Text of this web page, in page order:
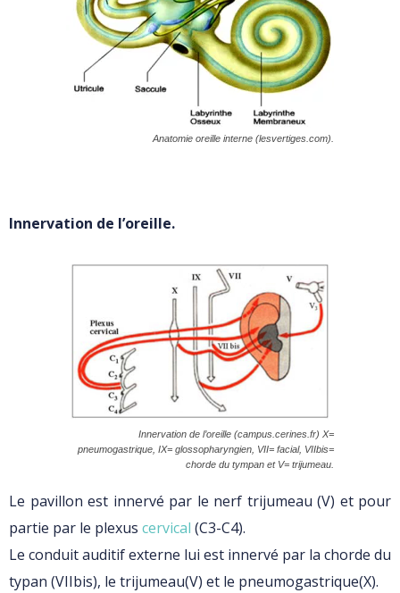
Anatomie oreille interne (lesvertiges.com).
Innervation de l’oreille.
Innervation de l’oreille (campus.cerines.fr) X=
pneumogastrique, IX= glossopharyngien, VII= facial, VIIbis=
chorde du tympan et V= trijumeau.
Le pavillon est innervé par le nerf trijumeau (V) et pour
partie par le plexus cervical (C3-C4).
Le conduit auditif externe lui est innervé par la chorde du
typan (VIIbis), le trijumeau(V) et le pneumogastrique(X).